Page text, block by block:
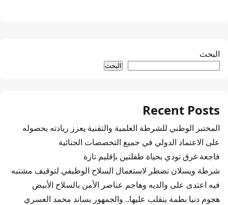
البحث
البحث
Recent Posts
المختبر الوطني للشرطة العلمية والتقنية يعزز ريادته بحصوله
على الاعتماد الدولي في جميع التخصصات الجنائية
فاجعة غرق تودي بحياة طفلتين بإقليم تازة
شرطة ويسلان تضطر لاستعمال السلاح الوظيفي لتوقيف مشتبه
فيه اعتدى على والديه وهاجم عناصر الأمن بالسلاح الأبيض
هجوم دنيا بطمة ينقلب عليها.. والجمهور يساند محمد العسري